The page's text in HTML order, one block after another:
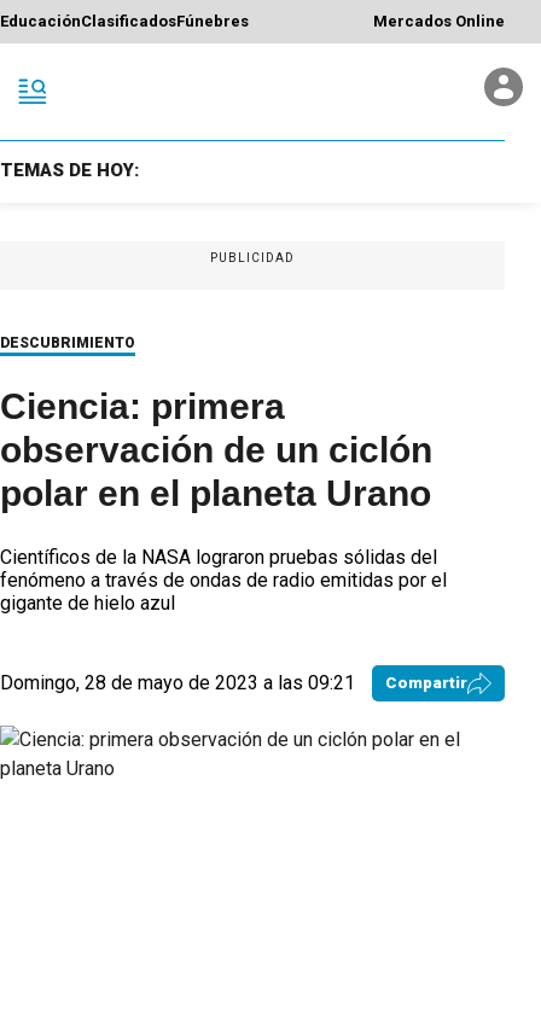
EducaciónClasificadosFúnebres Mercados Online
TEMAS DE HOY:
PUBLICIDAD
DESCUBRIMIENTO
Ciencia: primera
observación de un ciclón
polar en el planeta Urano
Científicos de la NASA lograron pruebas sólidas del
fenómeno a través de ondas de radio emitidas por el
gigante de hielo azul
Domingo, 28 de mayo de 2023 a las 09:21 Compartir